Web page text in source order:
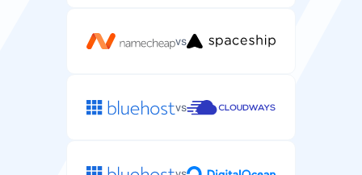
vs
vs